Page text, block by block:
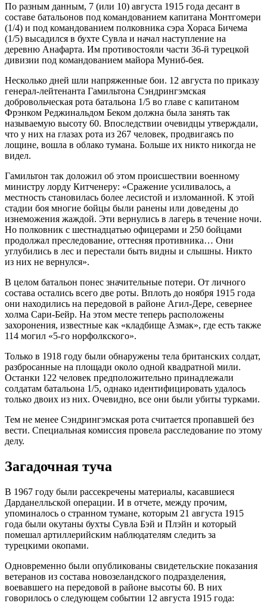
По разным данным, 7 (или 10) августа 1915 года десант в
составе батальонов под командованием капитана Монтгомери
(1/4) и под командованием полковника сэра Хораса Бичема
(1/5) высадился в бухте Сувла и начал наступление на
деревню Анафарта. Им противостояли части 36-й турецкой
дивизии под командованием майора Муниб-бея.
Несколько дней шли напряженные бои. 12 августа по приказу
генерал-лейтенанта Гамильтона Сэндрингэмская
добровольческая рота батальона 1/5 во главе с капитаном
Фрэнком Реджинальдом Беком должна была занять так
называемую высоту 60. Впоследствии очевидцы утверждали,
что у них на глазах рота из 267 человек, продвигаясь по
лощине, вошла в облако тумана. Больше их никто никогда не
видел.
Гамильтон так доложил об этом происшествии военному
министру лорду Китченеру: «Сражение усиливалось, а
местность становилась более лесистой и изломанной. К этой
стадии боя многие бойцы были ранены или доведены до
изнеможения жаждой. Эти вернулись в лагерь в течение ночи.
Но полковник с шестнадцатью офицерами и 250 бойцами
продолжал преследование, оттесняя противника… Они
углубились в лес и перестали быть видны и слышны. Никто
из них не вернулся».
В целом батальон понес значительные потери. От личного
состава остались всего две роты. Вплоть до ноября 1915 года
они находились на передовой в районе Агил-Дере, севернее
холма Сари-Бейр. На этом месте теперь расположены
захоронения, известные как «кладбище Азмак», где есть также
114 могил «5-го норфолкского».
Только в 1918 году были обнаружены тела британских солдат,
разбросанные на площади около одной квадратной мили.
Останки 122 человек предположительно принадлежали
солдатам батальона 1/5, однако идентифицировать удалось
только двоих из них. Очевидно, все они были убиты турками.
Тем не менее Сэндрингэмская рота считается пропавшей без
вести. Специальная комиссия провела расследование по этому
делу.
Загадочная туча
В 1967 году были рассекречены материалы, касавшиеся
Дарданелльской операции. И в отчете, между прочим,
упоминалось о странном тумане, которым 21 августа 1915
года были окутаны бухты Сувла Бэй и Плэйн и который
помешал артиллерийским наблюдателям следить за
турецкими окопами.
Одновременно были опубликованы свидетельские показания
ветеранов из состава новозеландского подразделения,
воевавшего на передовой в районе высоты 60. В них
говорилось о следующем событии 12 августа 1915 года: